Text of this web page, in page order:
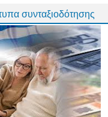
συνταξιοδότησης